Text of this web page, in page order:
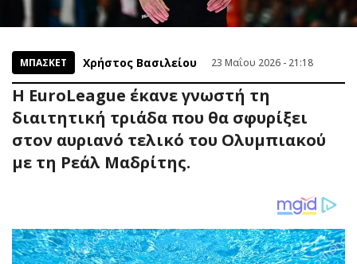
ΜΠΑΣΚΕΤ Χρήστος Βασιλείου 23 Μαΐου 2026 - 21:18
Η EuroLeague έκανε γνωστή τη
διαιτητική τριάδα που θα σφυρίξει
στον αυριανό τελικό του Ολυμπιακού
με τη Ρεάλ Μαδρίτης.